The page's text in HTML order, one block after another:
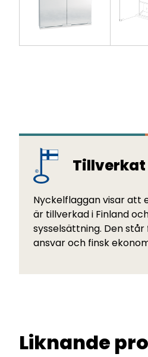
Tillverkat
Nyckelflaggan visar att
är tillverkad i Finland
sysselsättning. Den
ansvar och finsk
Liknande